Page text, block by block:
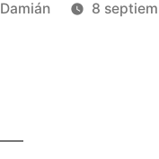
Publicado
Damián 8